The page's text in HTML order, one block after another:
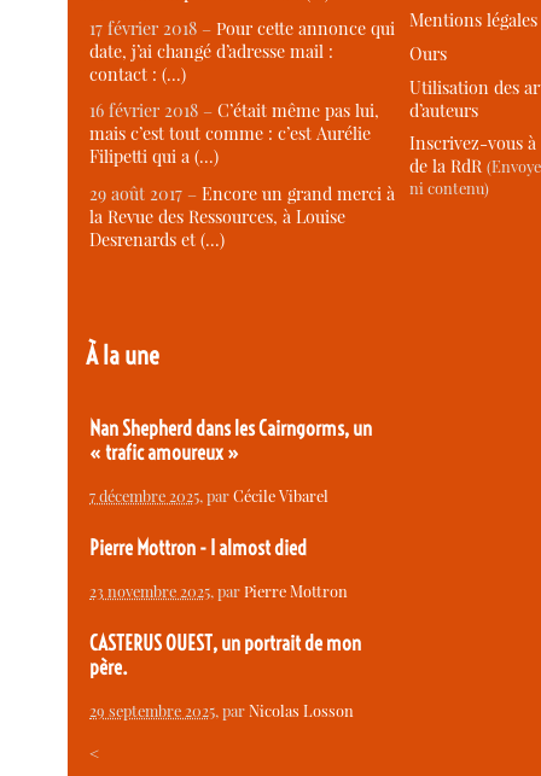
17 février 2018 –Pour cette annonce qui
date, j’ai changé d’adresse mail :
contact : (…)
16 février 2018 –C’était même pas lui,
mais c’est tout comme : c’est Aurélie
Filipetti qui a (…)
29 août 2017 –Encore un grand merci à
la Revue des Ressources, à Louise
Desrenards et (…)
À la une
Nan Shepherd dans les Cairngorms, un
« trafic amoureux »
7 décembre 2025, parCécile Vibarel
Pierre Mottron - I almost died
23 novembre 2025, parPierre Mottron
CASTERUS OUEST, un portrait de mon
père.
29 septembre 2025, parNicolas Losson
<
Mentions légales
Ours
Utilisation des
d’auteurs
Inscrivez-vous
de la RdR
ni contenu)